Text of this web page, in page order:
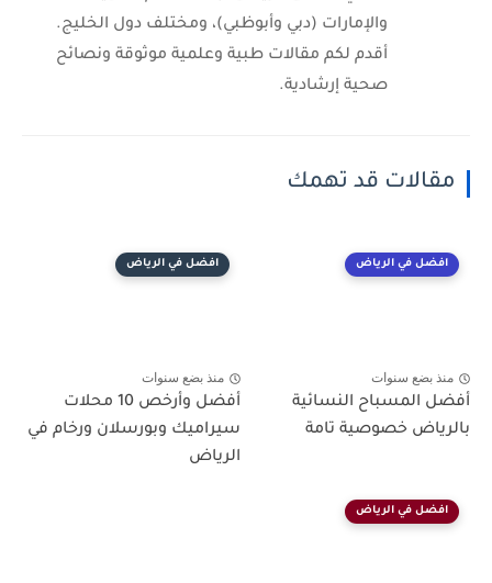
والإمارات (دبي وأبوظبي)، ومختلف دول الخليج.
أقدم لكم مقالات طبية وعلمية موثوقة ونصائح
صحية إرشادية.
مقالات قد تهمك
افضل في الرياض
منذ بضع سنوات
أفضل المسباح النسائية
بالرياض خصوصية تامة
افضل في الرياض
منذ بضع سنوات
أفضل وأرخص 10 محلات
سيراميك وبورسلان ورخام في
الرياض
افضل في الرياض